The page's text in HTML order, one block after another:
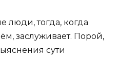
люди, тогда, когда
заслуживает. Порой,
сути